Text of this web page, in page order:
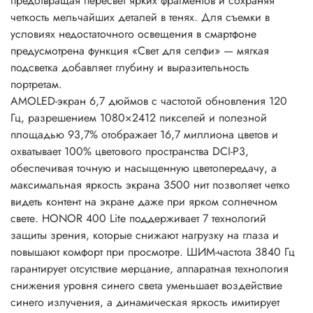
четкость мельчайших деталей в тенях. Для съемки в
условиях недостаточного освещения в смартфоне
предусмотрена функция «Свет для селфи» — мягкая
подсветка добавляет глубину и выразительность
портретам.
AMOLED-экран 6,7 дюймов с частотой обновления 120
Гц, разрешением 1080×2412 пикселей и полезной
площадью 93,7% отображает 16,7 миллиона цветов и
охватывает 100% цветового пространства DCI-P3,
обеспечивая точную и насыщенную цветопередачу, а
максимальная яркость экрана 3500 нит позволяет четко
видеть контент на экране даже при ярком солнечном
свете. HONOR 400 Lite поддерживает 7 технологий
защиты зрения, которые снижают нагрузку на глаза и
повышают комфорт при просмотре. ШИМ-частота 3840 Гц
гарантирует отсутствие мерцание, аппаратная технология
снижения уровня синего света уменьшает воздействие
синего излучения, а динамическая яркость имитирует